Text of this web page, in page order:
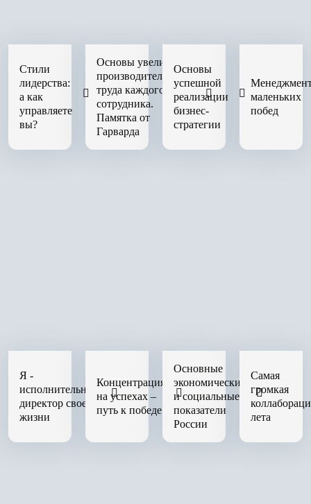
Стили
лидерства:
а как
управляете
вы?
Основы увеличения
производительности
труда каждого
сотрудника.
Памятка от
Гарварда
Основы
успешной
реализации
бизнес-
стратегии
маленьких
побед
Я -
исполнительный
директор своей
жизни
Концентрация
на успехах –
путь к победе
Основные
экономические
и социальные
показатели
России
Самая
громкая
лета